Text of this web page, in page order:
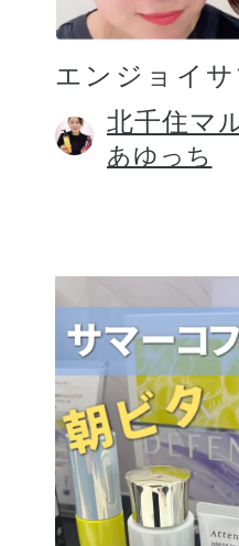
エンジョイサ
北千住マ
あゆっち